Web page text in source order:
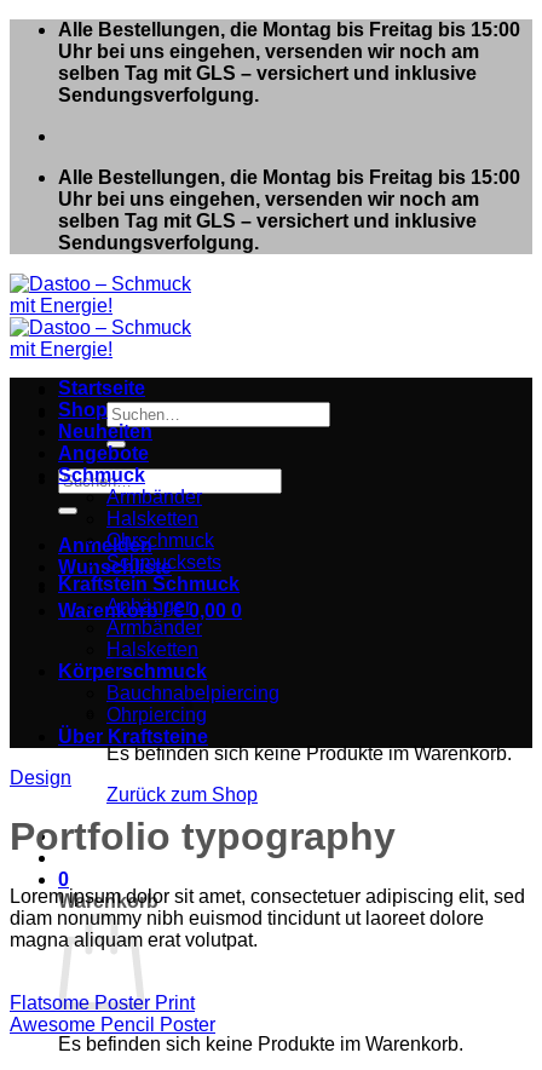
Zum
springen
Alle Bestellungen, die Montag bis Freitag bis 15:00
Uhr bei uns eingehen, versenden wir noch am
selben Tag mit GLS – versichert und inklusive
Sendungsverfolgung.
Alle Bestellungen, die Montag bis Freitag bis 15:00
Uhr bei uns eingehen, versenden wir noch am
selben Tag mit GLS – versichert und inklusive
Sendungsverfolgung.
Suchen
nach:
Suchen
nach:
Anmelden
Wunschliste
Warenkorb /€0,00 0
Es befinden sich keine Produkte im Warenkorb.
Zurück zum Shop
0
Warenkorb
Es befinden sich keine Produkte im Warenkorb.
Startseite
Shop
Neuheiten
Angebote
Schmuck
Armbänder
Halsketten
Ohrschmuck
Schmucksets
Kraftstein Schmuck
Anhänger
Armbänder
Halsketten
Körperschmuck
Bauchnabelpiercing
Ohrpiercing
Über Kraftsteine
Design
Portfolio typography
Lorem ipsum dolor sit amet, consectetuer adipiscing elit, sed
diam nonummy nibh euismod tincidunt ut laoreet dolore
magna aliquam erat volutpat.
Flatsome Poster Print
Awesome Pencil Poster